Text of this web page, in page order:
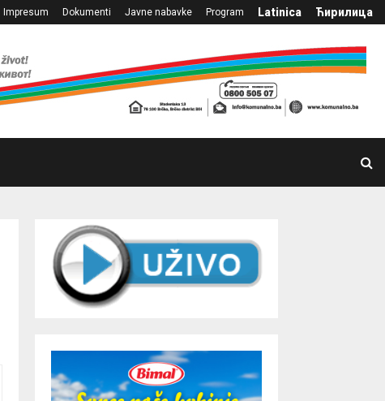
Impresum Dokumenti Javne nabavke Program Latinica Ћирилица